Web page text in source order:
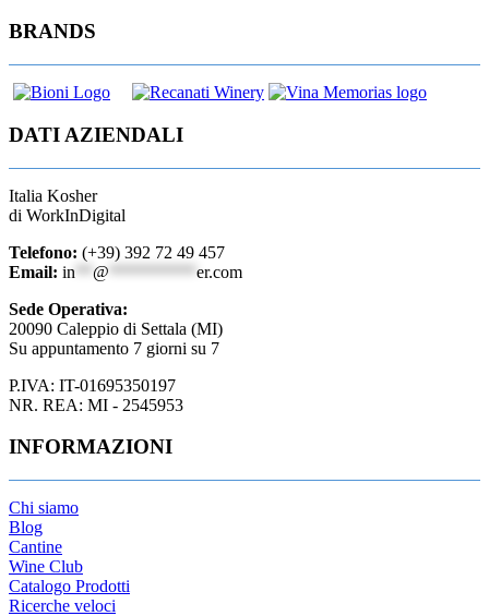
BRANDS
DATI AZIENDALI
Italia Kosher
di WorkInDigital
Telefono: (+39) 392 72 49 457
Email: in @
er.com
Sede Operativa:
20090 Caleppio di Settala (MI)
Su appuntamento 7 giorni su 7
P.IVA: IT-01695350197
NR. REA: MI - 2545953
INFORMAZIONI
Chi siamo
Blog
Cantine
Wine Club
Catalogo Prodotti
Ricerche veloci